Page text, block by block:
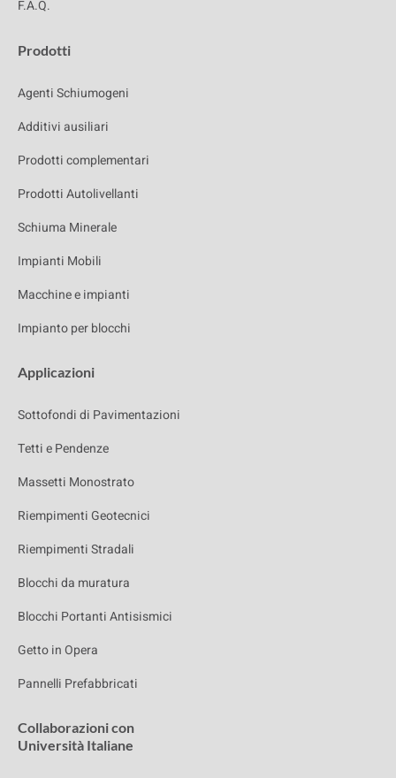
F.A.Q.
Prodotti
Agenti Schiumogeni
Additivi ausiliari
Prodotti complementari
Prodotti Autolivellanti
Schiuma Minerale
Impianti Mobili
Macchine e impianti
Impianto per blocchi
Applicazioni
Sottofondi di Pavimentazioni
Tetti e Pendenze
Massetti Monostrato
Riempimenti Geotecnici
Riempimenti Stradali
Blocchi da muratura
Blocchi Portanti Antisismici
Getto in Opera
Pannelli Prefabbricati
Collaborazioni con
Università Italiane